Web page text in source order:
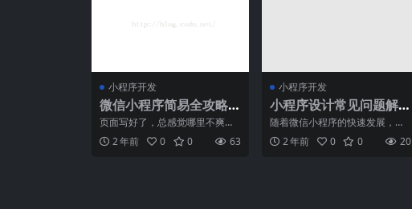
小程序开发
微信小程序简易全攻略
《二》设置页面标题与
底部导航
页面写好了，总感觉哪里不爽，
对，就是那，每个页面的标题都
一样，都是 Wechat
2 年前 0 0 63
小程序开发
小程序设计常见问题解
析：如何提升小程序的
界面设计质量
随着微信小程序的快速发展，越
来越多的企业和个人开始涉足小
程序设计。然而，许多初次
2 年前 0 0 20